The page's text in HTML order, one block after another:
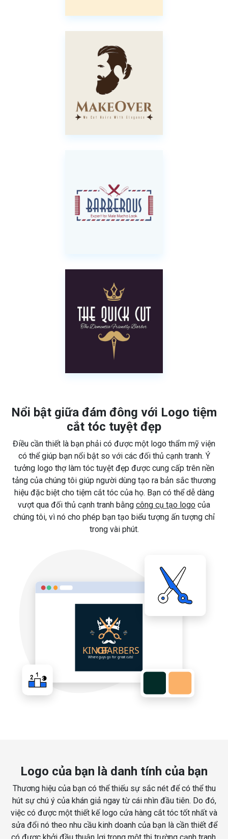
Nổi bật giữa đám đông với Logo tiệm
cắt tóc tuyệt đẹp
Điều cần thiết là bạn phải có được một logo thẩm mỹ viện
có thể giúp bạn nổi bật so với các đối thủ cạnh tranh. Ý
tưởng logo thợ làm tóc tuyệt đẹp được cung cấp trên nền
tảng của chúng tôi giúp người dùng tạo ra bản sắc thương
hiệu đặc biệt cho tiệm cắt tóc của họ. Bạn có thể dễ dàng
vượt qua đối thủ cạnh tranh bằng công cụ tạo logo của
chúng tôi, vì nó cho phép bạn tạo biểu tượng ấn tượng chỉ
trong vài phút.
Logo của bạn là danh tính của bạn
Thương hiệu của bạn có thể thiếu sự sắc nét để có thể thu
hút sự chú ý của khán giả ngay từ cái nhìn đầu tiên. Do đó,
việc có được một thiết kế logo cửa hàng cắt tóc tốt nhất và
sửa đổi nó theo nhu cầu kinh doanh của bạn là cần thiết để